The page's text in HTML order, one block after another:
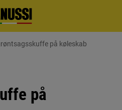
på køleskab
på